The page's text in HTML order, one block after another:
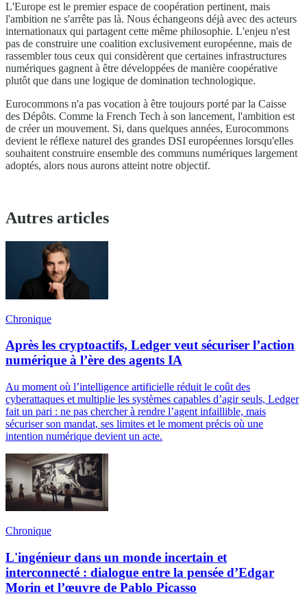
L'Europe est le premier espace de coopération pertinent, mais
l'ambition ne s'arrête pas là. Nous échangeons déjà avec des acteurs
internationaux qui partagent cette même philosophie. L'enjeu n'est
pas de construire une coalition exclusivement européenne, mais de
rassembler tous ceux qui considèrent que certaines infrastructures
numériques gagnent à être développées de manière coopérative
plutôt que dans une logique de domination technologique.
Eurocommons n'a pas vocation à être toujours porté par la Caisse
des Dépôts. Comme la French Tech à son lancement, l'ambition est
de créer un mouvement. Si, dans quelques années, Eurocommons
devient le réflexe naturel des grandes DSI européennes lorsqu'elles
souhaitent construire ensemble des communs numériques largement
adoptés, alors nous aurons atteint notre objectif.
Autres articles
Chronique
Après les cryptoactifs, Ledger veut sécuriser l’action
numérique à l’ère des agents IA
Au moment où l’intelligence artificielle réduit le coût des
cyberattaques et multiplie les systèmes capables d’agir seuls, Ledger
fait un pari : ne pas chercher à rendre l’agent infaillible, mais
sécuriser son mandat, ses limites et le moment précis où une
intention numérique devient un acte.
Chronique
L'ingénieur dans un monde incertain et
interconnecté : dialogue entre la pensée d’Edgar
Morin et l’œuvre de Pablo Picasso